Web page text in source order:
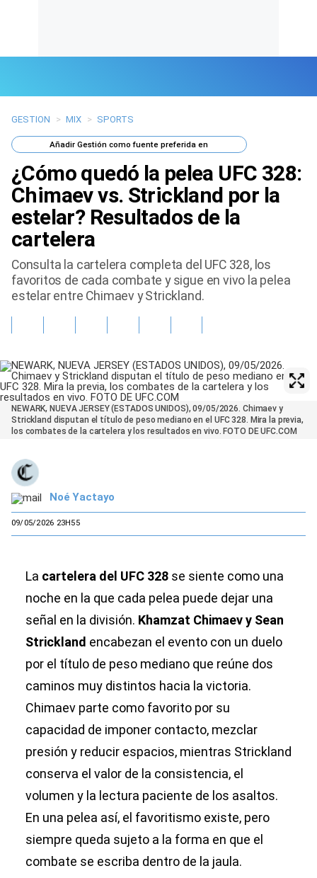
Últimas Noticias
Mi Bolsillo
Respuestas
Gente
Tendencias Mix
Sports
GESTION > MIX > SPORTS
AñadirGestión como fuente preferida en
¿Cómo quedó la pelea UFC 328:
Chimaev vs. Strickland por la
estelar? Resultados de la
cartelera
Consulta la cartelera completa del UFC 328, los
favoritos de cada combate y sigue en vivo la pelea
estelar entre Chimaev y Strickland.
NEWARK, NUEVA JERSEY (ESTADOS UNIDOS), 09/05/2026. Chimaev y
Strickland disputan el título de peso mediano en el UFC 328. Mira la previa,
los combates de la cartelera y los resultados en vivo. FOTO DE UFC.COM
Noé Yactayo
09/05/2026 23H55
La cartelera del UFC 328 se siente como una
noche en la que cada pelea puede dejar una
señal en la división. Khamzat Chimaev y Sean
Strickland encabezan el evento con un duelo
por el título de peso mediano que reúne dos
caminos muy distintos hacia la victoria.
Chimaev parte como favorito por su
capacidad de imponer contacto, mezclar
presión y reducir espacios, mientras Strickland
conserva el valor de la consistencia, el
volumen y la lectura paciente de los asaltos.
En una pelea así, el favoritismo existe, pero
siempre queda sujeto a la forma en que el
combate se escriba dentro de la jaula.